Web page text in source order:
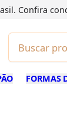
Confira
FORMAS